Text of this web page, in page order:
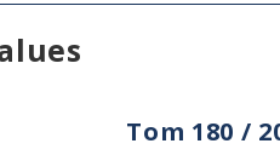
Tom 180 /